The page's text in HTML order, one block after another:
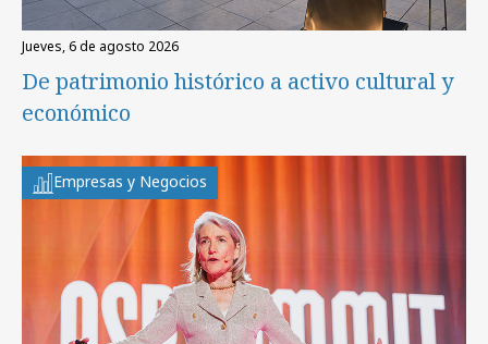
jueves, 6 de agosto 2026
De patrimonio histórico a activo cultural y
económico
Empresas y Negocios